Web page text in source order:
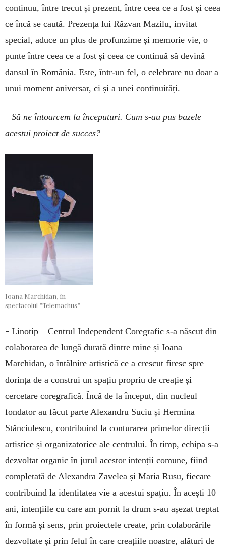
continuu, între trecut și prezent, între ceea ce a fost și ceea
ce încă se caută. Prezența lui Răzvan Mazilu, invitat
special, aduce un plus de profunzime și memorie vie, o
punte între ceea ce a fost și ceea ce continuă să devină
dansul în România. Este, într-un fel, o celebrare nu doar a
unui moment aniversar, ci și a unei continuități.
– Să ne întoarcem la începuturi. Cum s-au pus bazele
acestui proiect de succes?
Ioana Marchidan, în
spectacolul ”Telemachus”
– Linotip – Centrul Independent Coregrafic s-a născut din
colaborarea de lungă durată dintre mine și Ioana
Marchidan, o întâlnire artistică ce a crescut firesc spre
dorința de a construi un spațiu propriu de creație și
cercetare coregrafică. Încă de la început, din nucleul
fondator au făcut parte Alexandru Suciu și Hermina
Stănciulescu, contribuind la conturarea primelor direcții
artistice și organizatorice ale centrului. În timp, echipa s-a
dezvoltat organic în jurul acestor intenții comune, fiind
completată de Alexandra Zavelea și Maria Rusu, fiecare
contribuind la identitatea vie a acestui spațiu. În acești 10
ani, intențiile cu care am pornit la drum s-au așezat treptat
în formă și sens, prin proiectele create, prin colaborările
dezvoltate și prin felul în care creațiile noastre, alături de